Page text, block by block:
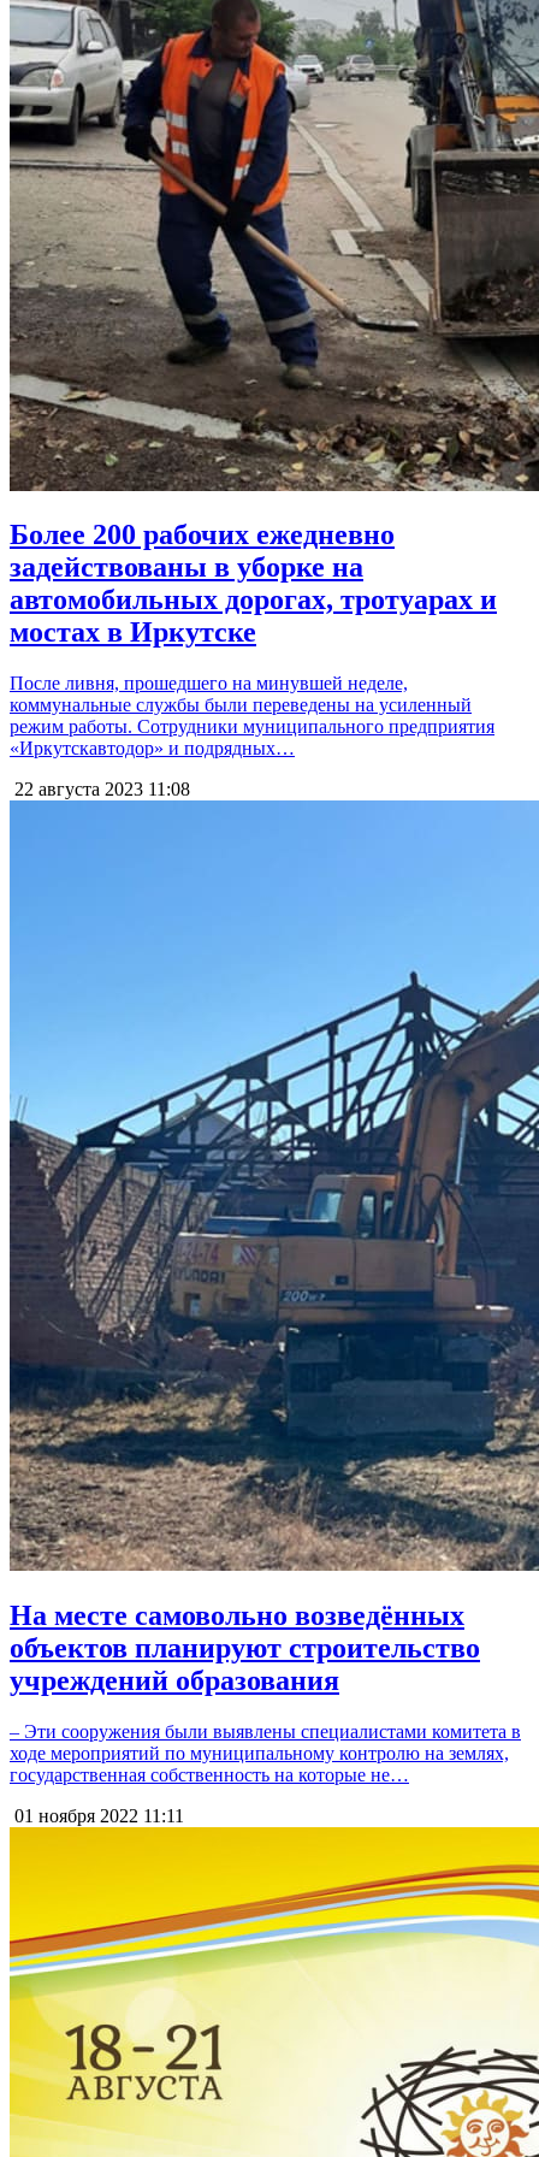
Более 200 рабочих ежедневно
задействованы в уборке на
автомобильных дорогах, тротуарах и
мостах в Иркутске
После ливня, прошедшего на минувшей неделе,
коммунальные службы были переведены на усиленный
режим работы. Сотрудники муниципального предприятия
«Иркутскавтодор» и подрядных…
22 августа 2023 11:08
На месте самовольно возведённых
объектов планируют строительство
учреждений образования
– Эти сооружения были выявлены специалистами комитета в
ходе мероприятий по муниципальному контролю на землях,
государственная собственность на которые не…
01 ноября 2022 11:11